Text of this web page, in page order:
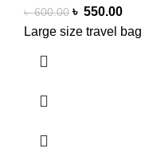
৳600.00 ৳ 550.00
Large size travel